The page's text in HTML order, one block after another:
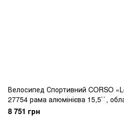
Велосипед Спортивний CORSO
27754 рама алюмінієва 15,5``,
швидкість, зібран на 75
8 751 грн